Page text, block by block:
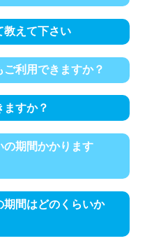
教えて下さい
利用できますか？
すか？
の期間かかります
期間はどのくらいか